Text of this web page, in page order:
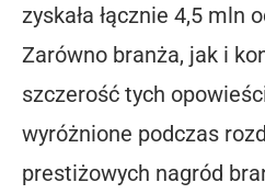
zyskała łącznie 4,5 mln
Zarówno branża, jak i
szczerość tych
wyróżnione podczas
prestiżowych nagród